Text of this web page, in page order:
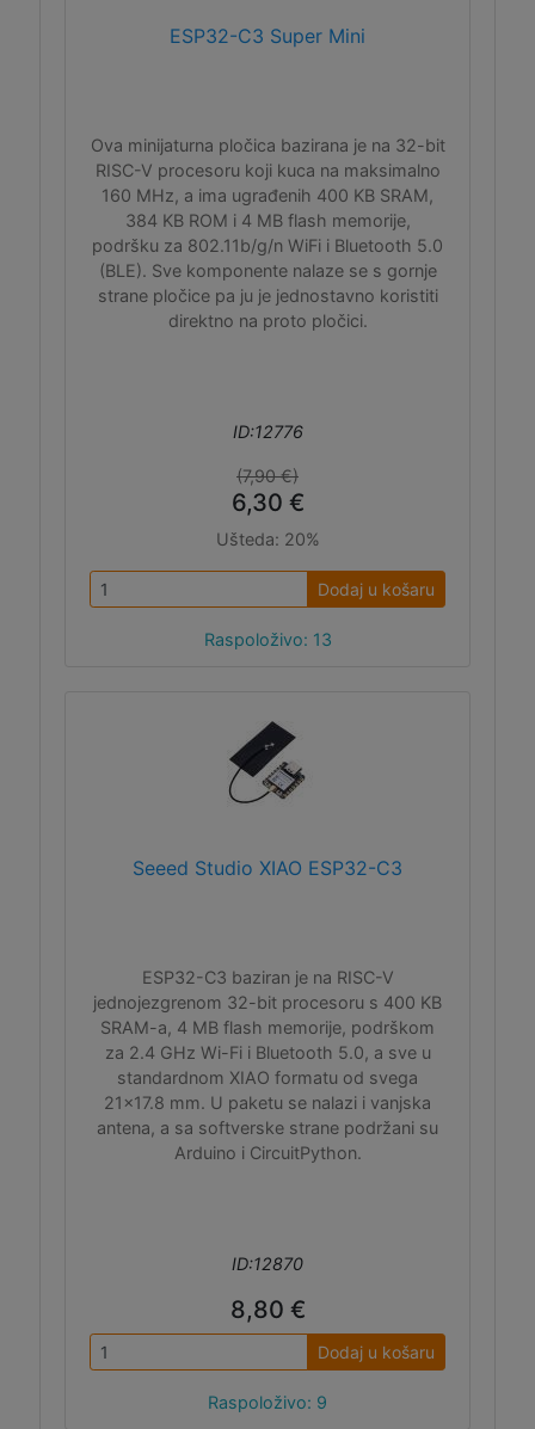
ESP32-C3 Super Mini
Ova minijaturna pločica bazirana je na 32-bit
RISC-V procesoru koji kuca na maksimalno
160 MHz, a ima ugrađenih 400 KB SRAM,
384 KB ROM i 4 MB flash memorije,
podršku za 802.11b/g/n WiFi i Bluetooth 5.0
(BLE). Sve komponente nalaze se s gornje
strane pločice pa ju je jednostavno koristiti
direktno na proto pločici.
ID:12776
(7,90 €)
6,30 €
Ušteda: 20%
Dodaj u košaru
Raspoloživo: 13
Seeed Studio XIAO ESP32-C3
ESP32-C3 baziran je na RISC-V
jednojezgrenom 32-bit procesoru s 400 KB
SRAM-a, 4 MB flash memorije, podrškom
za 2.4 GHz Wi-Fi i Bluetooth 5.0, a sve u
standardnom XIAO formatu od svega
21x17.8 mm. U paketu se nalazi i vanjska
antena, a sa softverske strane podržani su
Arduino i CircuitPython.
ID:12870
8,80 €
Dodaj u košaru
Raspoloživo: 9